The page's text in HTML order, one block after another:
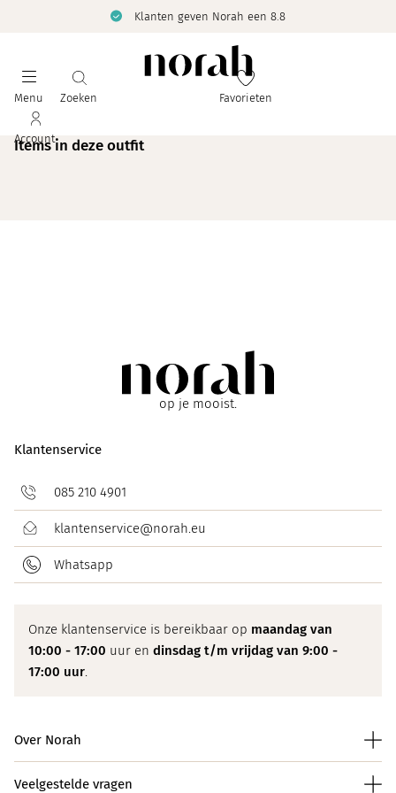
Klanten geven Norah een 8.8
Menu Zoeken Favorieten
Account
Items in deze outfit
op je mooist.
Klantenservice
085 210 4901
klantenservice@norah.eu
Whatsapp
Onze klantenservice is bereikbaar op maandag van
10:00 - 17:00 uur en dinsdag t/m vrijdag van 9:00 -
17:00 uur.
Over Norah
Veelgestelde vragen